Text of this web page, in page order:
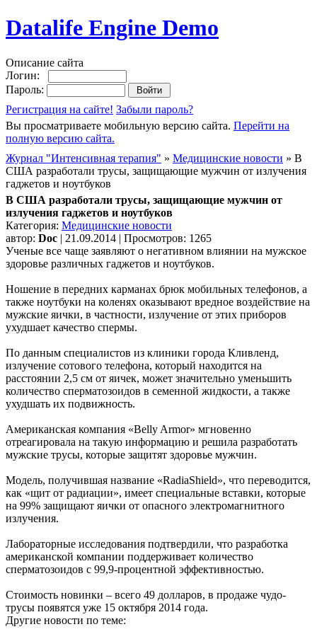
Datalife Engine Demo
Описание сайта
Логин:
Пароль:
Регистрация на сайте! Забыли пароль?
Вы просматриваете мобильную версию сайта. Перейти на
полную версию сайта.
Журнал "Интенсивная терапия" » Медицинские новости » В
США разработали трусы, защищающие мужчин от излучения
гаджетов и ноутбуков
В США разработали трусы, защищающие мужчин от
излучения гаджетов и ноутбуков
Категория: Медицинские новости
автор: Doc | 21.09.2014 | Просмотров: 1265
Ученые все чаще заявляют о негативном влиянии на мужское
здоровье различных гаджетов и ноутбуков.
Ношение в передних карманах брюк мобильных телефонов, а
также ноутбуки на коленях оказывают вредное воздействие на
мужские яички, в частности, излучение от этих приборов
ухудшает качество спермы.
По данным специалистов из клиники города Кливленд,
излучение сотового телефона, который находится на
расстоянии 2,5 см от яичек, может значительно уменьшить
количество сперматозоидов в семенной жидкости, а также
ухудшать их подвижность.
Американская компания «Belly Armor» мгновенно
отреагировала на такую информацию и решила разработать
мужские трусы, которые защитят здоровье мужчин.
Модель, получившая название «RadiaShield», что переводится,
как «щит от радиации», имеет специальные вставки, которые
на 99% защищают яички от опасного электромагнитного
излучения.
Лабораторные исследования подтвердили, что разработка
американской компании поддерживает количество
сперматозоидов с 99,9-процентной эффективностью.
Стоимость новинки – всего 49 долларов, в продаже чудо-
трусы появятся уже 15 октября 2014 года.
Другие новости по теме: